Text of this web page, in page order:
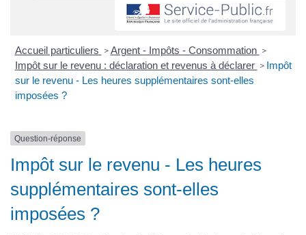
Accueil particuliers > Argent - Impôts - Consommation >
Impôt sur le revenu : déclaration et revenus à déclarer > Impôt
sur le revenu - Les heures supplémentaires sont-elles
imposées ?
Question-réponse
Impôt sur le revenu - Les heures
supplémentaires sont-elles
imposées ?